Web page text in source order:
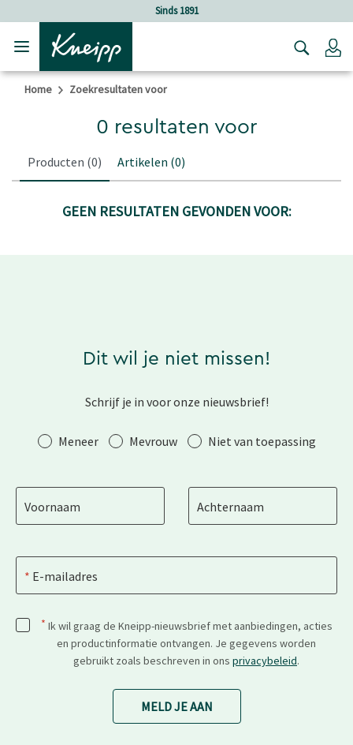
Verder gaan naar hoofdinhoud.Sinds 1891
Home Zoekresultaten voor
0 resultaten voor
Producten (0) Artikelen (0)
GEEN RESULTATEN GEVONDEN VOOR:
Dit wil je niet missen!
Schrijf je in voor onze nieuwsbrief!
AanhefMeneer Mevrouw Niet van toepassing
Voornaam Achternaam
E-mailadres
* Ik wil graag de Kneipp-nieuwsbrief met aanbiedingen, acties
en productinformatie ontvangen. Je gegevens worden
gebruikt zoals beschreven in ons privacybeleid.
MELD JE AAN